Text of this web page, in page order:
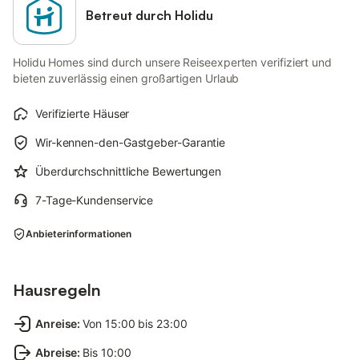
Betreut durch Holidu
Holidu Homes sind durch unsere Reiseexperten verifiziert und
bieten zuverlässig einen großartigen Urlaub
Verifizierte Häuser
Wir-kennen-den-Gastgeber-Garantie
Überdurchschnittliche Bewertungen
7-Tage-Kundenservice
Anbieterinformationen
Hausregeln
Anreise: Von 15:00 bis 23:00
Abreise: Bis 10:00